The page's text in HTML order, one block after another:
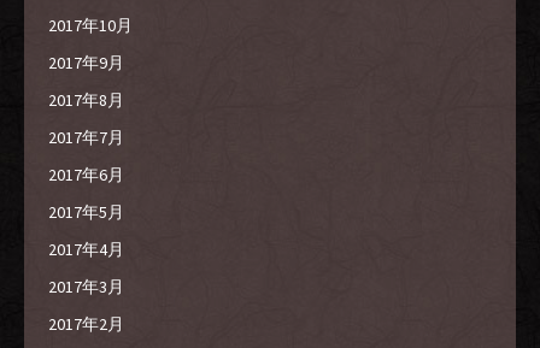
2017年10月
2017年9月
2017年8月
2017年7月
2017年6月
2017年5月
2017年4月
2017年3月
2017年2月